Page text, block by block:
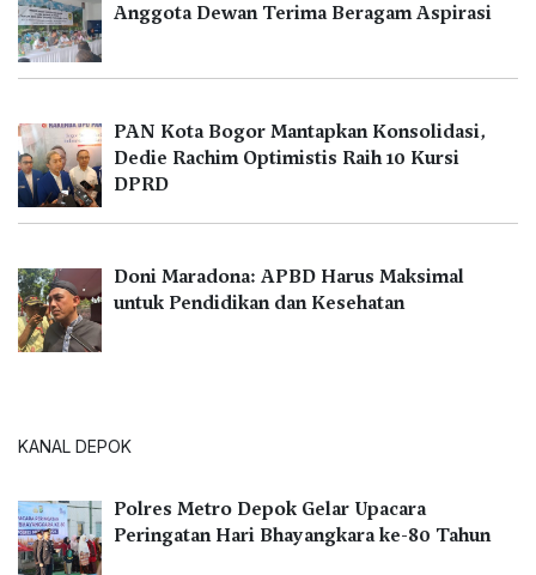
Anggota Dewan Terima Beragam Aspirasi
PAN Kota Bogor Mantapkan Konsolidasi,
Dedie Rachim Optimistis Raih 10 Kursi
DPRD
Doni Maradona: APBD Harus Maksimal
untuk Pendidikan dan Kesehatan
KANAL DEPOK
Polres Metro Depok Gelar Upacara
Peringatan Hari Bhayangkara ke-80 Tahun